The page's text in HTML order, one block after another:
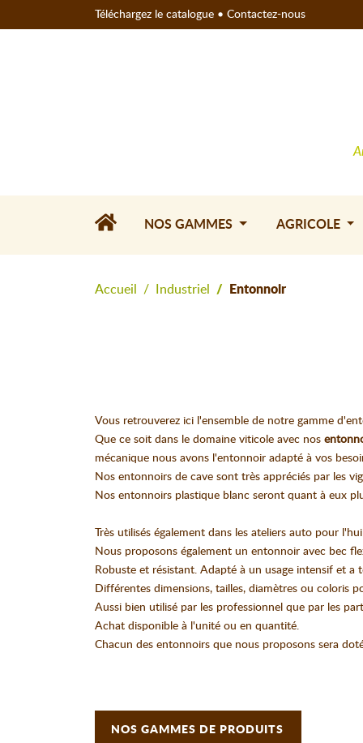
Téléchargez le catalogue • Contactez-nous
NOS GAMMES AGRICOLE
Accueil Industriel Entonnoir
Vous retrouverez ici l'ensemble de notre gamme
Que ce soit dans le domaine viticole avec nos
mécanique nous avons l'entonnoir adapté à vos
Nos entonnoirs de cave sont très appréciés par les
Nos entonnoirs plastique blanc seront quant à eux
Très utilisés également dans les ateliers auto pour
Nous proposons également un entonnoir avec bec
Robuste et résistant. Adapté à un usage intensif et a
Différentes dimensions, tailles, diamètres ou coloris
Aussi bien utilisé par les professionnel que par les
Achat disponible à l'unité ou en quantité.
Chacun des entonnoirs que nous proposons sera
NOS GAMMES DE PRODUITS